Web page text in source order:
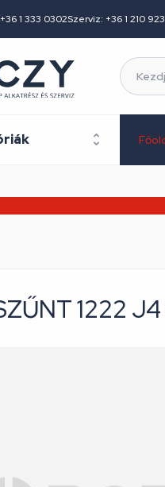
+36 1 333 0302Szerviz: +36 1 210
1222